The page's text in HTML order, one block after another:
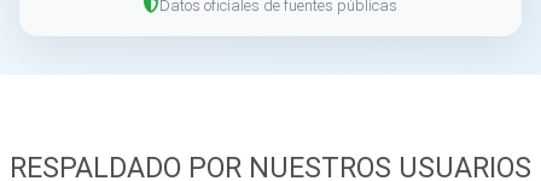
Datos oficiales de fuentes públicas
RESPALDADO POR NUESTROS USUARIOS